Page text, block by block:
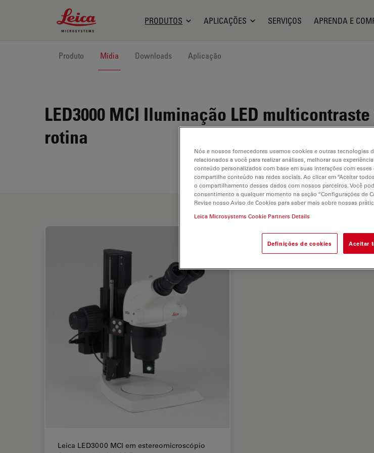
Leica Microsystems Logo
PRODUTOS APLICAÇÕES SERVIÇOS APRENDA E
Produto Mídia Downloads Aplicação
LED3000 MCI Iluminação LED
rotina
Leica LED3000 MCI em estereomicroscópio
Nós e nossos fornecedores usamos cookies e outras tecnologias
relacionados a você para realizar análises, melhorar sua
conteúdo personalizados com base em suas interações com
compartilhe conteúdo nas redes sociais. Ao clicar em “Aceitar
o compartilhamento desses dados com nossos parceiros. Você
consentimento a qualquer momento na seção “Configurações de
Revise nosso Aviso de Cookies para saber mais sobre nossas
Leica Microsystems Cookie Partners Details
Definições de cookies Aceitar